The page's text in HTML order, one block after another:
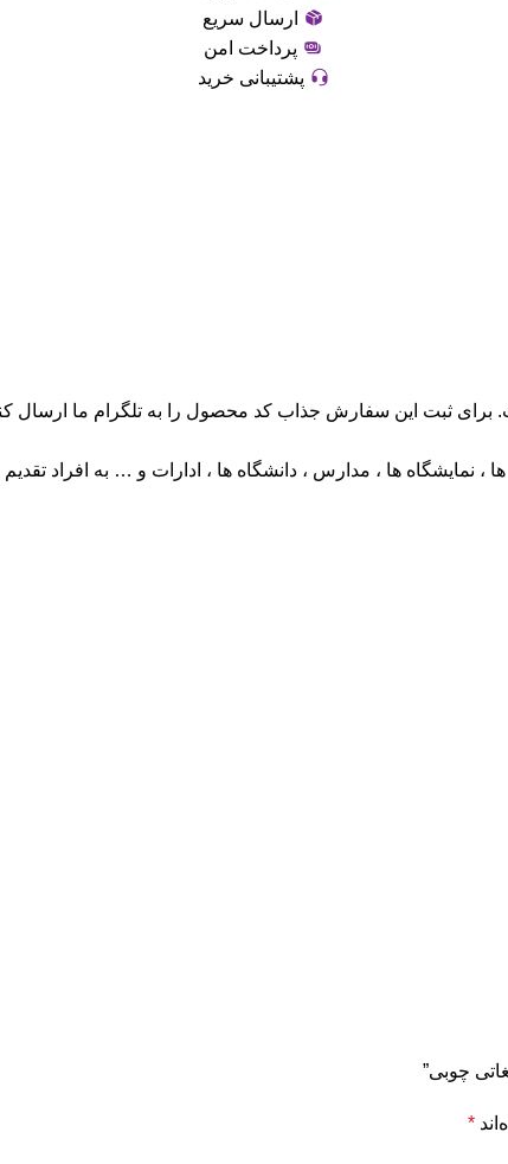
ارسال سریع
پرداخت امن
پشتیبانی خرید
برای ثبت این سفارش جذاب کد محصول را به تلگرام ما ارسال
نمایشگاه ها ، مدارس ، دانشگاه ها ، ادارات و … به افراد تقدیم
چوبی”
*